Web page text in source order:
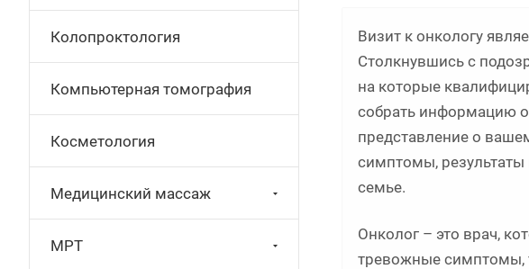
Визит к онкологу
Столкнувшись с
на которые
собрать информацию о
представление о
симптомы, результаты
семье.
Онколог – это врач,
тревожные симптомы,
Колопроктология
Компьютерная томография
Косметология
Медицинский массаж
МРТ